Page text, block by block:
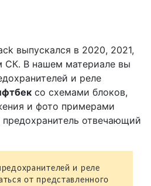
выпускался в 2020, 2021,
СК. В нашем материале вы
и реле
со схемами блоков,
и фото примерами
отвечающий
и реле
от представленного